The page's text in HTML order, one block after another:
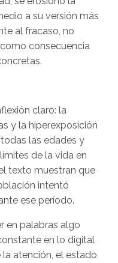
a su versión más
al fracaso, no
consecuencia
claro: la
y la hiperexposición
las edades y
de la vida en
texto muestran que
intentó
ese período.
en palabras algo
en lo digital
atención, el estado